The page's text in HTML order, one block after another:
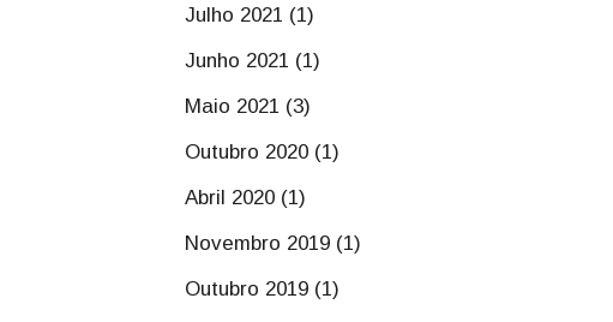
Julho 2021 (1)
Junho 2021 (1)
Maio 2021 (3)
Outubro 2020 (1)
Abril 2020 (1)
Novembro 2019 (1)
Outubro 2019 (1)